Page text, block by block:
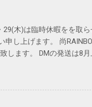
木)は臨時休暇をを取
し上げます。 尚
ます。 DMの発送は8月